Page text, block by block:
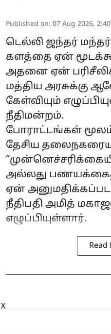
Published on: 07 Aug 2026,
டெல்லி ஜந்தர்
களத்தை ஏன்
அதனை ஏன்
மத்திய அரசுக்கு
கேள்வியும்
நீதிமன்றம்.
போராட்டங்கள்
தேசிய
அல்லது
ஏன்
நீதிபதி அமித்
எழுப்பியுள்ளார்.
Read
X